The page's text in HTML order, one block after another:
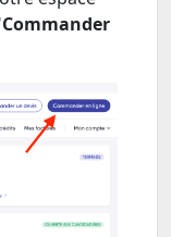
Commander